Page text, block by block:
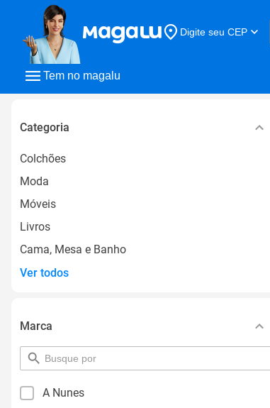
Tem no magalu
Digite seu CEP
Categoria
Colchões
Moda
Móveis
Livros
Cama, Mesa e Banho
Ver todos
Marca
pesquisar
por
A Nunes